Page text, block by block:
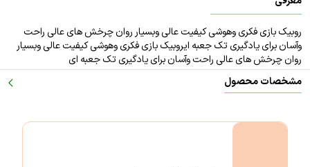
روبیک بازی فکری وهوشی کیفیت عالی وبسیار روان چرخش های عالی راحت
وآسان برای یادگیری تک جعبه ایروبیک بازی فکری وهوشی کیفیت عالی وبسیار
روان چرخش های عالی راحت وآسان برای یادگیری تک جعبه ای
مشخصات محصول